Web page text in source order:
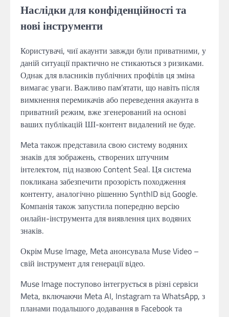
Наслідки для конфіденційності та
нові інструменти
Користувачі, чиї акаунти завжди були приватними, у
даній ситуації практично не стикаються з ризиками.
Однак для власників публічних профілів ця зміна
вимагає уваги. Важливо пам’ятати, що навіть після
вимкнення перемикачів або переведення акаунта в
приватний режим, вже згенерований на основі
ваших публікацій ШІ-контент видалений не буде.
Meta також представила свою систему водяних
знаків для зображень, створених штучним
інтелектом, під назвою Content Seal. Ця система
покликана забезпечити прозорість походження
контенту, аналогічно рішенню SynthID від Google.
Компанія також запустила попередню версію
онлайн-інструмента для виявлення цих водяних
знаків.
Окрім Muse Image, Meta анонсувала Muse Video –
свій інструмент для генерації відео.
Muse Image поступово інтегрується в різні сервіси
Meta, включаючи Meta AI, Instagram та WhatsApp, з
планами подальшого додавання в Facebook та